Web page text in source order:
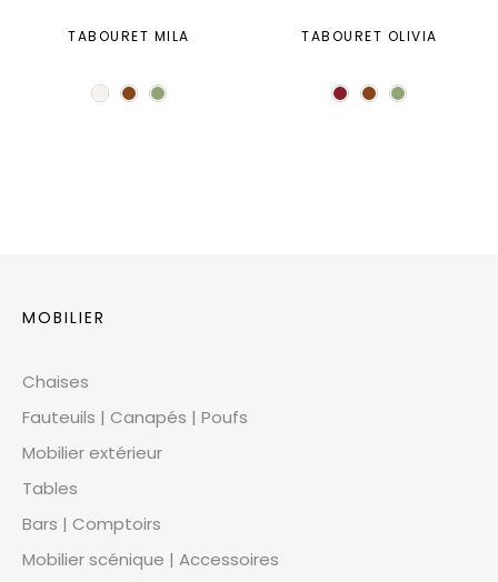
TABOURET MILA TABOURET OLIVIA
MOBILIER
Chaises
Fauteuils | Canapés | Poufs
Mobilier extérieur
Tables
Bars | Comptoirs
Mobilier scénique | Accessoires